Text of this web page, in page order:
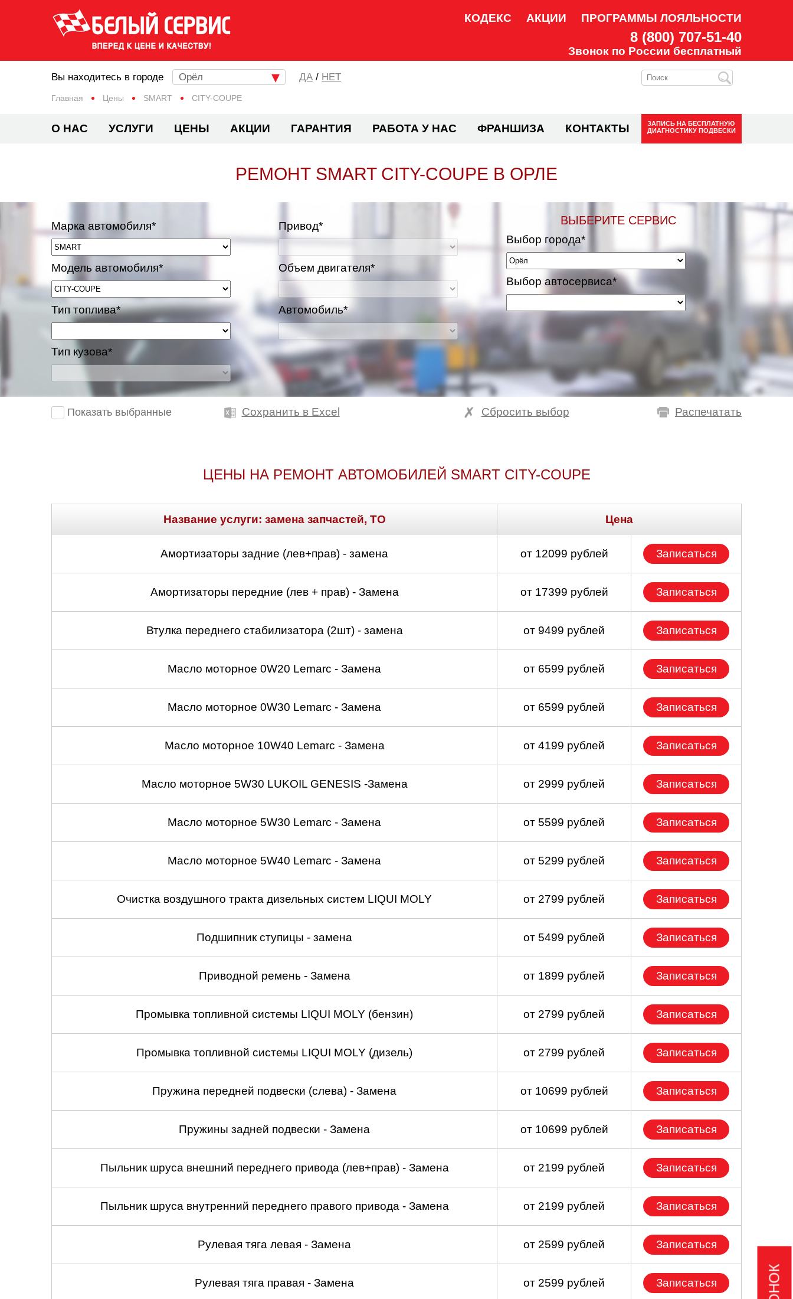
КОДЕКС АКЦИИ ПРОГРАММЫ ЛОЯЛЬНОСТИ
8 (800) 707-51-40
Звонок по России бесплатный
Главная Цены SMART CITY-COUPE
Вы находитесь в городе Орёл / НЕТ
О НАС УСЛУГИ ЦЕНЫ АКЦИИ ГАРАНТИЯ РАБОТА У НАС ФРАНШИЗА КОНТАКТЫ ЗАПИСЬ НА БЕСПЛАТНУЮ
ДИАГНОСТИКУ ПОДВЕСКИ
РЕМОНТ SMART CITY-COUPE В ОРЛЕ
Марка автомобиля*
Модель автомобиля*
Тип топлива*
Тип кузова*
Привод*
Объем двигателя*
Автомобиль*
ВЫБЕРИТЕ СЕРВИС
Выбор города*
Выбор автосервиса*
Показать выбранные Сохранить в Excel Распечатать
Сбросить выбор
ЦЕНЫ НА РЕМОНТ АВТОМОБИЛЕЙ SMART CITY-COUPE
Название услуги: замена запчастей, ТО Цена
Амортизаторы задние (лев+прав) - замена от 12099 рублей Записаться
Амортизаторы передние (лев + прав) - Замена от 17399 рублей Записаться
Втулка переднего стабилизатора (2шт) - замена от 9499 рублей Записаться
Масло моторное 0W20 Lemarc - Замена от 6599 рублей Записаться
Масло моторное 0W30 Lemarc - Замена от 6599 рублей Записаться
Масло моторное 10W40 Lemarc - Замена от 4199 рублей Записаться
Масло моторное 5W30 LUKOIL GENESIS -Замена от 2999 рублей Записаться
Масло моторное 5W30 Lemarc - Замена от 5599 рублей Записаться
Масло моторное 5W40 Lemarc - Замена от 5299 рублей Записаться
Очистка воздушного тракта дизельных систем LIQUI MOLY от 2799 рублей Записаться
Подшипник ступицы - замена от 5499 рублей Записаться
Приводной ремень - Замена от 1899 рублей Записаться
Промывка топливной системы LIQUI MOLY (бензин) от 2799 рублей Записаться
Промывка топливной системы LIQUI MOLY (дизель) от 2799 рублей Записаться
Пружина передней подвески (слева) - Замена от 10699 рублей Записаться
Пружины задней подвески - Замена от 10699 рублей Записаться
Пыльник шруса внешний переднего привода (лев+прав) - Замена от 2199 рублей Записаться
Пыльник шруса внутренний переднего правого привода - Замена от 2199 рублей Записаться
Рулевая тяга левая - Замена от 2599 рублей Записаться
Рулевая тяга правая - Замена от 2599 рублей Записаться